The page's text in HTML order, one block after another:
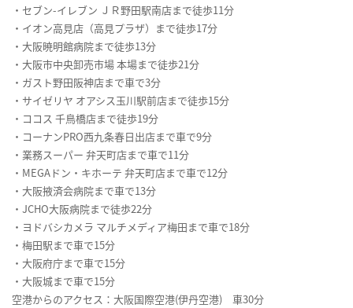
・セブン-イレブン ＪＲ野田駅南店まで徒歩11分
・イオン高見店（高見プラザ）まで徒歩17分
・大阪暁明館病院まで徒歩13分
・大阪市中央卸売市場 本場まで徒歩21分
・ガスト野田阪神店まで車で3分
・サイゼリヤ オアシス玉川駅前店まで徒歩15分
・ココス 千鳥橋店まで徒歩19分
・コーナンPRO西九条春日出店まで車で9分
・業務スーパー 弁天町店まで車で11分
・MEGAドン・キホーテ 弁天町店まで車で12分
・大阪掖済会病院まで車で13分
・JCHO大阪病院まで徒歩22分
・ヨドバシカメラ マルチメディア梅田まで車で18分
・梅田駅まで車で15分
・大阪府庁まで車で15分
・大阪城まで車で15分
空港からのアクセス：大阪国際空港(伊丹空港) 車30分